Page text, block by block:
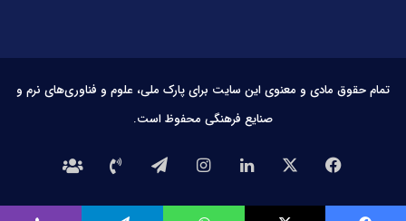
تمام حقوق مادی و معنوی این سایت برای پارک ملی، علوم و فناوری‌های نرم و
صنایع فرهنگی محفوظ است.
فیس
بوک
لینکدیناینستاگرامتلگرامتماس
با
درباره
ما